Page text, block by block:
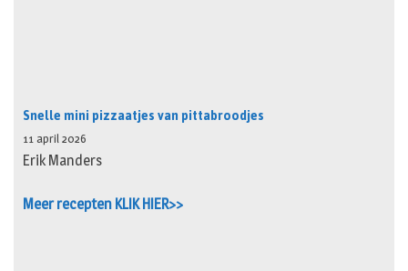
Snelle mini pizzaatjes van pittabroodjes
11 april 2026
Erik Manders
Meer recepten KLIK HIER>>